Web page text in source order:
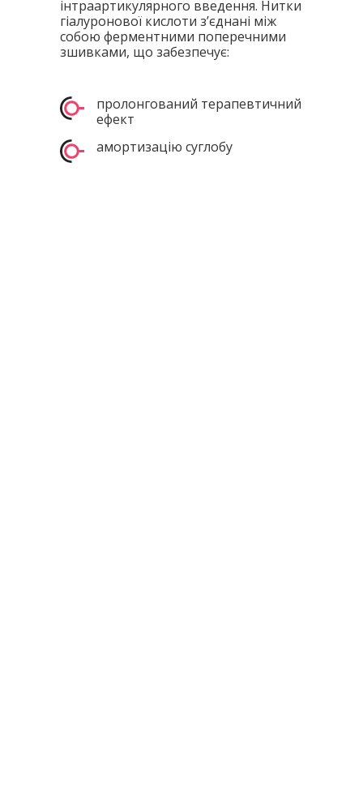
інтраартикулярного введення. Нитки
гіалуронової кислоти з’єднані між
собою ферментними поперечними
зшивками, що забезпечує:
пролонгований терапевтичний
ефект
амортизацію суглобу